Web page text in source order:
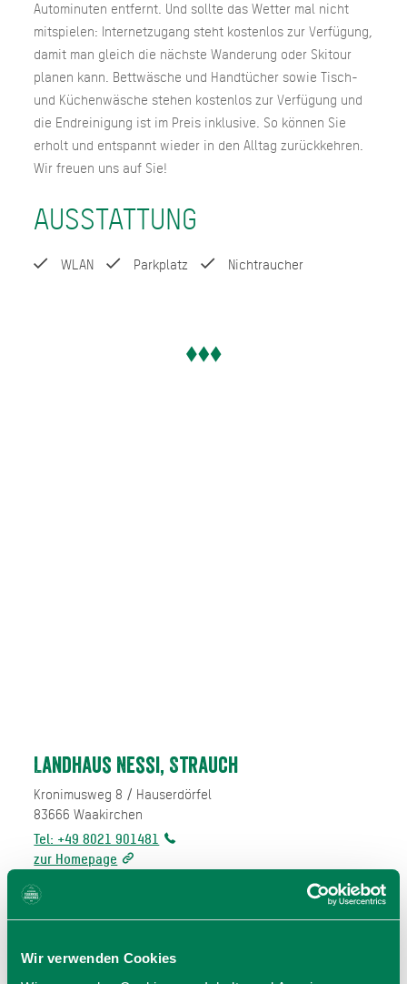
Wir verwenden Cookies
Autominuten entfernt. Und sollte das Wetter mal nicht
mitspielen: Internetzugang steht kostenlos zur Verfügung,
damit man gleich die nächste Wanderung oder Skitour
planen kann. Bettwäsche und Handtücher sowie Tisch-
und Küchenwäsche stehen kostenlos zur Verfügung und
die Endreinigung ist im Preis inklusive. So können Sie
erholt und entspannt wieder in den Alltag zurückkehren.
Wir freuen uns auf Sie!
AUSSTATTUNG
WLAN Parkplatz Nichtraucher
Landhaus Nessi, Strauch
Kronimusweg 8 / Hauserdörfel
83666 Waakirchen
Tel: +49 8021 901481
zur Homepage
jetzt Route planen